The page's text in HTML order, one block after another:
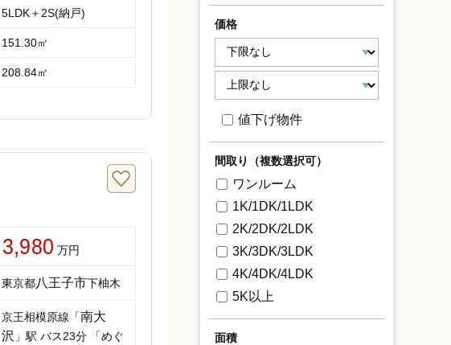
5LDK＋2S(納戸)
151.30㎡
208.84㎡
3,980 万円
東京都八王子市下柚木
京王相模原線「南大
沢 」駅 バス23分 「めぐ
価格
値下げ物件
間取り（複数選択可）
ワンルーム
1K/1DK/1LDK
2K/2DK/2LDK
3K/3DK/3LDK
4K/4DK/4LDK
5K以上
面積